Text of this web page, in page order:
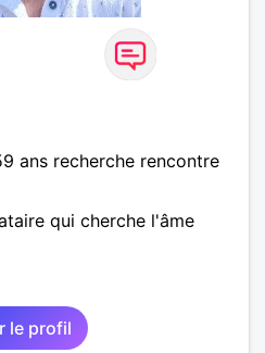
ans recherche rencontre
qui cherche l'âme
le profil